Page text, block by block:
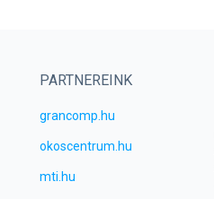
PARTNEREINK
grancomp.hu
okoscentrum.hu
mti.hu